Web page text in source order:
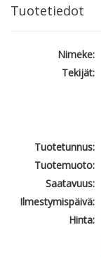
Tuotetiedot
Nimeke:
Tekijät:
Tuotetunnus:
Tuotemuoto:
Saatavuus:
Ilmestymispäivä:
Hinta: